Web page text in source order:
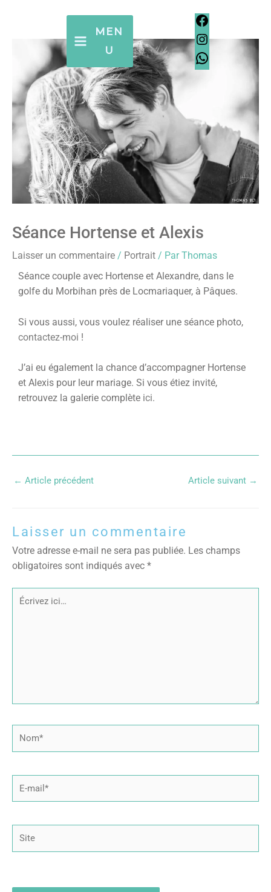
MEN
U
Séance Hortense et Alexis
Laisser un commentaire / Portrait / ParThomas
Séance couple avec Hortense et Alexandre, dans le
golfe du Morbihan près de Locmariaquer, à Pâques.
Si vous aussi, vous voulez réaliser une séance photo,
contactez-moi !
J’ai eu également la chance d’accompagner Hortense
et Alexis pour leur mariage. Si vous étiez invité,
retrouvez la galerie complète ici.
← Article précédent Article suivant →
Laisser un commentaire
Votre adresse e-mail ne sera pas publiée. Les champs
obligatoires sont indiqués avec *
Écrivez
Site